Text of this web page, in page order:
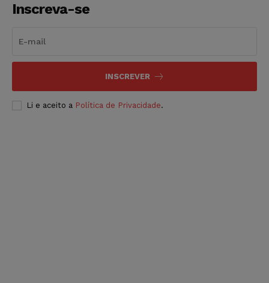
Inscreva-se
INSCREVER
Li e aceito a Política de Privacidade.